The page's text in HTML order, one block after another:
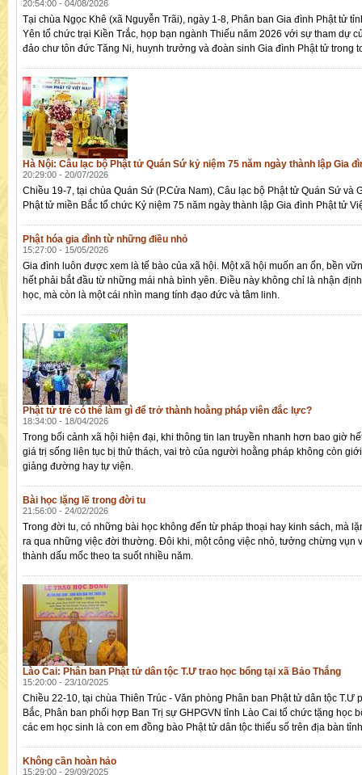
20:54:00 - 04/08/2026
Tại chùa Ngọc Khê (xã Nguyễn Trãi), ngày 1-8, Phân ban Gia đình Phật tử
Yên tổ chức trại Kiền Trắc, họp bạn ngành Thiếu năm 2026 với sự tham dự
đảo chư tôn đức Tăng Ni, huynh trưởng và đoàn sinh Gia đình Phật tử trong
Hà Nội: Câu lạc bộ Phật tử Quán Sứ kỷ niệm 75 năm ngày thành lập Gia
20:29:00 - 20/07/2026
Chiều 19-7, tại chùa Quán Sứ (P.Cửa Nam), Câu lạc bộ Phật tử Quán Sứ và
Phật tử miền Bắc tổ chức Kỷ niệm 75 năm ngày thành lập Gia đình Phật tử
Phật hóa gia đình từ những điều nhỏ
15:27:00 - 15/05/2026
Gia đình luôn được xem là tế bào của xã hội. Một xã hội muốn an ổn, bền
hết phải bắt đầu từ những mái nhà bình yên. Điều này không chỉ là nhận
học, mà còn là một cái nhìn mang tính đạo đức và tâm linh.
Phật tử trẻ có thể làm gì để trở thành hoằng pháp viên đắc lực?
18:34:00 - 18/04/2026
Trong bối cảnh xã hội hiện đại, khi thông tin lan truyền nhanh hơn bao giờ
giá trị sống liên tục bị thử thách, vai trò của người hoằng pháp không còn
giảng đường hay tự viện.
Bài học lặng lẽ trong đời tu
21:56:00 - 24/02/2026
Trong đời tu, có những bài học không đến từ pháp thoại hay kinh sách, mà
ra qua những việc đời thường. Đôi khi, một công việc nhỏ, tưởng chừng vụn
thành dấu mốc theo ta suốt nhiều năm.
Lào Cai: Phân ban Phật tử dân tộc T.Ư trao học bổng tại xã Bảo Thắng
15:20:00 - 23/10/2025
Chiều 22-10, tại chùa Thiên Trúc - Văn phòng Phân ban Phật tử dân tộc T.Ư
Bắc, Phân ban phối hợp Ban Trị sự GHPGVN tỉnh Lào Cai tổ chức tặng học
các em học sinh là con em đồng bào Phật tử dân tộc thiểu số trên địa bàn
Không cần hoàn hảo
15:29:00 - 29/09/2025